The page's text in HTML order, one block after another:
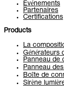
Evénements
Partenaires
Certifications
Products
La
Générateurs
Panneau de
Panneau
Boîte de
Sirène